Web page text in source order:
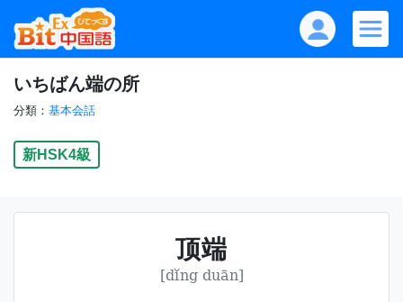
いちばん端の所
分類： 基本会話
新HSK4級
顶端
[dǐng duān]